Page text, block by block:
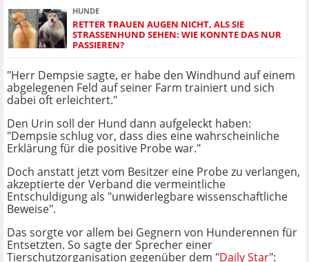
HUNDE
RETTER TRAUEN AUGEN NICHT, ALS SIE
STRASSENHUND SEHEN: WIE KONNTE DAS NUR P
ASSIEREN?
"Herr Dempsie sagte, er habe den Windhund auf einem
abgelegenen Feld auf seiner Farm trainiert und sich
dabei oft erleichtert."
Den Urin soll der Hund dann aufgeleckt haben:
"Dempsie schlug vor, dass dies eine wahrscheinliche
Erklärung für die positive Probe war."
Doch anstatt jetzt vom Besitzer eine Probe zu verlangen,
akzeptierte der Verband die vermeintliche
Entschuldigung als "unwiderlegbare wissenschaftliche
Beweise".
Das sorgte vor allem bei Gegnern von Hunderennen für
Entsetzten. So sagte der Sprecher einer
Tierschutzorganisation gegenüber dem "Daily Star":